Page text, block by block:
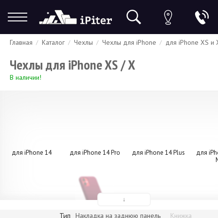
Гарантия Доставка и оплата Спецпредложения Скидки
Главная Каталог Чехлы Чехлы для iPhone для iPhone XS и
Чехлы для iPhone XS / X
В наличии!
для iPhone 14 для iPhone 14 Pro для iPhone 14 Plus
для
↓
Тип Накладка на заднюю панель Книжка